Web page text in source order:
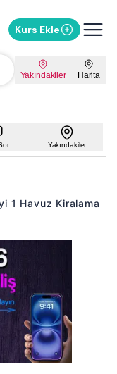
Kurs Ekle
Yakındakiler Harita
Yakındakiler
1 Havuz Kiralama